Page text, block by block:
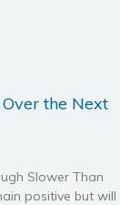
the Next
Slower Than
positive but will